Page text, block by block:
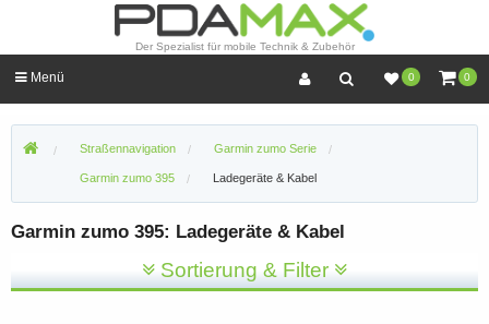
Der Spezialist für mobile Technik & Zubehör
0 0
Menü
Straßennavigation Garmin zumo Serie
Garmin zumo 395 Ladegeräte & Kabel
Garmin zumo 395: Ladegeräte & Kabel
Sortierung & Filter